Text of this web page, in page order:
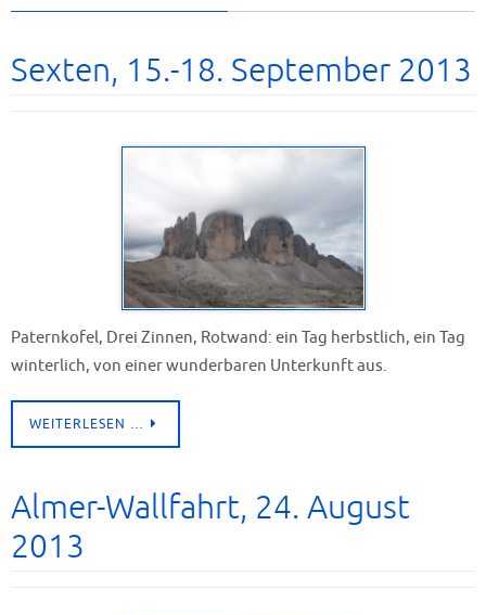
Sexten, 15.-18. September 2013
Paternkofel, Drei Zinnen, Rotwand: ein Tag herbstlich, ein Tag
winterlich, von einer wunderbaren Unterkunft aus.
WEITERLESEN …
Almer-Wallfahrt, 24. August
2013